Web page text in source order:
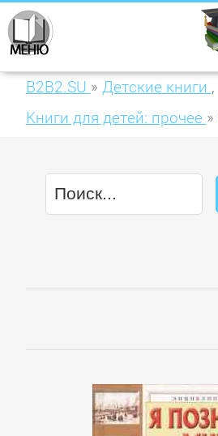
B2B2.SU » Детские книги ,
Книги для детей: прочее »